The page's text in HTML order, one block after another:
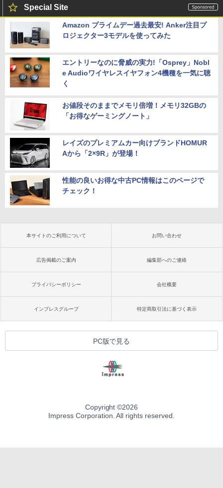
Special Site
Amazon プライムデー過去最安! Anker注目プ
ロジェクター3モデルを使ってみた
エントリーなのに脅威の実力!「Osprey」Nobl
e Audioワイヤレスイヤフォン4機種を一気に聴
く
お値段そのままでメモリ倍増！メモリ32GBの
「お得なゲーミングノート」
レイズのプレミアムカー向けブランドHOMUR
Aから「2×9R」が登場！
性能の良いお得な中古PC情報はこのページで
チェック！
本サイトのご利用について お問い合わせ
広告掲載のご案内 編集部へのご連絡
プライバシーポリシー 会社概要
インプレスグループ 特定商取引法に基づく表示
PC版で見る
Copyright ©2026
Impress Corporation. All rights reserved.